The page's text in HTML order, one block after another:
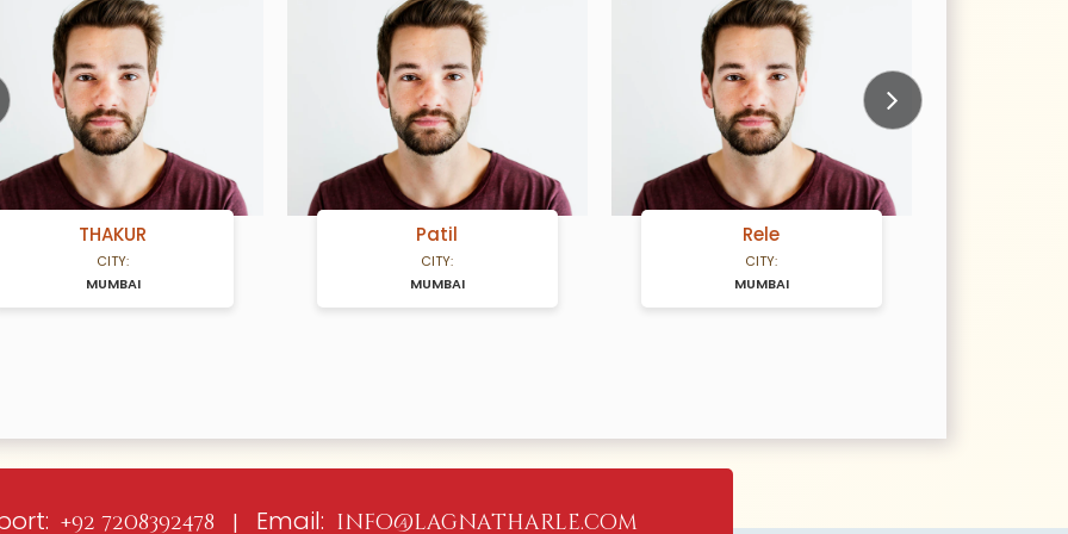
THAKUR
CITY:
MUMBAI
Patil
CITY:
MUMBAI
Rele
CITY:
MUMBAI
+92 7208392478 | Email: info@lagnatharle.com